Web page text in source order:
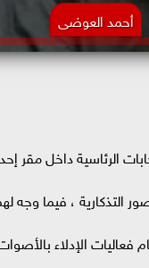
أحمد العوضى
الرئاسية داخل مقر
التذكارية ، فيما وجه